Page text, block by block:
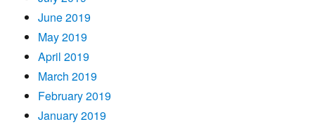
June 2019
May 2019
April 2019
March 2019
February 2019
January 2019